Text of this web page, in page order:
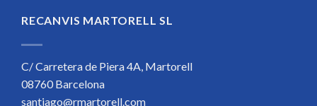
RECANVIS MARTORELL SL
C/ Carretera de Piera 4A, Martorell
08760 Barcelona
santiago@rmartorell.com